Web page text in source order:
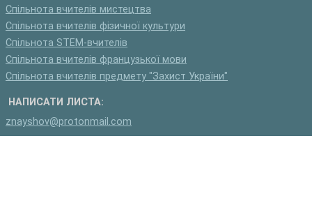
Спільнота вчителів мистецтва
Спільнота вчителів фізичної культури
Спільнота STEM-вчителів
Спільнота вчителів французької мови
Спільнота вчителів предмету "Захист України"
НАПИСАТИ ЛИСТА:
znayshov@protonmail.com